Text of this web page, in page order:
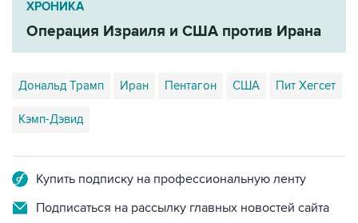
ХРОНИКА
Операция Израиля и США против Ирана
Дональд Трамп Иран Пентагон США Пит Хегсет
Кэмп-Дэвид
Купить подписку на профессиональную ленту
Подписаться на рассылку главных новостей сайта